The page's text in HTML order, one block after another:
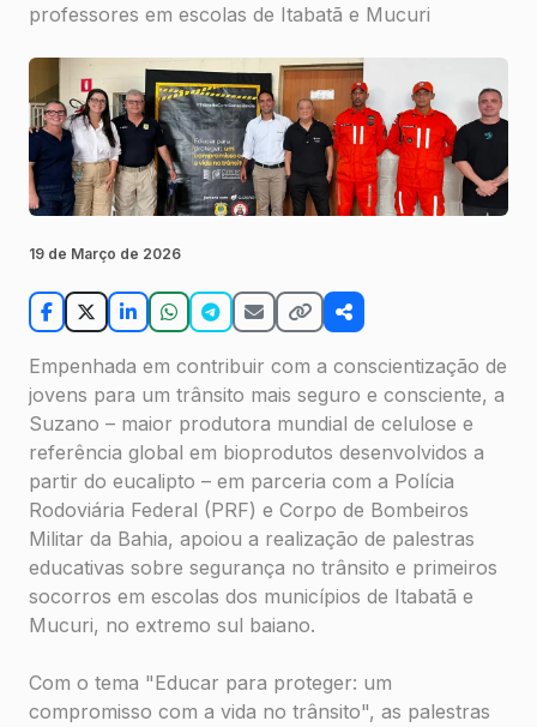
professores em escolas de Itabatã e Mucuri
19 de Março de 2026
Empenhada em contribuir com a conscientização de
jovens para um trânsito mais seguro e consciente, a
Suzano – maior produtora mundial de celulose e
referência global em bioprodutos desenvolvidos a
partir do eucalipto – em parceria com a Polícia
Rodoviária Federal (PRF) e Corpo de Bombeiros
Militar da Bahia, apoiou a realização de palestras
educativas sobre segurança no trânsito e primeiros
socorros em escolas dos municípios de Itabatã e
Mucuri, no extremo sul baiano.
Com o tema "Educar para proteger: um
compromisso com a vida no trânsito", as palestras